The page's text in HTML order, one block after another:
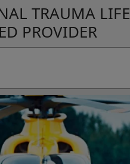
TRAUMA LIFE
PROVIDER